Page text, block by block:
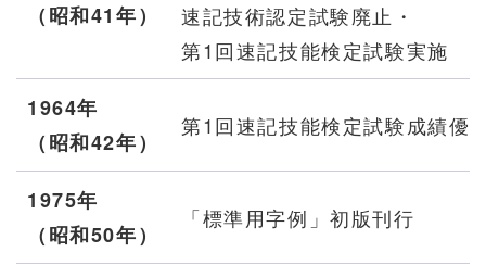
（昭和41年）
速記技術認定試験廃止・
第1回速記技能検定試験実施
1964年
（昭和42年）
第1回速記技能検定試験成績優
1975年
（昭和50年）
「標準用字例」初版刊行